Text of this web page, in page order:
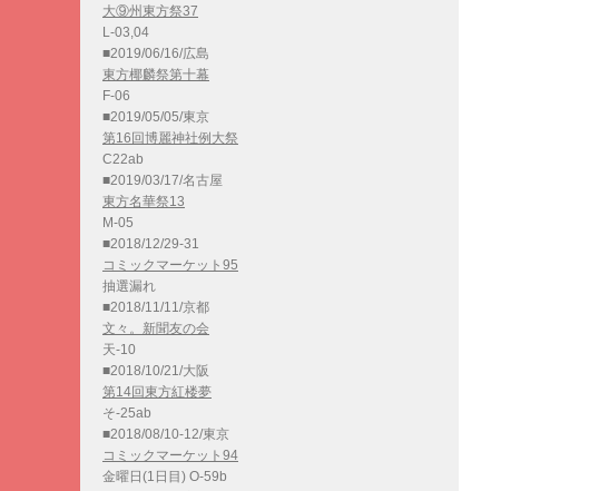
大⑨州東方祭37
L-03,04
■2019/06/16/広島
東方椰麟祭第十幕
F-06
■2019/05/05/東京
第16回博麗神社例大祭
C22ab
■2019/03/17/名古屋
東方名華祭13
M-05
■2018/12/29-31
コミックマーケット95
抽選漏れ
■2018/11/11/京都
文々。新聞友の会
天-10
■2018/10/21/大阪
第14回東方紅楼夢
そ-25ab
■2018/08/10-12/東京
コミックマーケット94
金曜日(1日目) O-59b